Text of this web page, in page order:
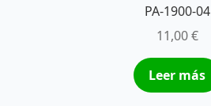
PA-1900-04
11,00€
Leer más